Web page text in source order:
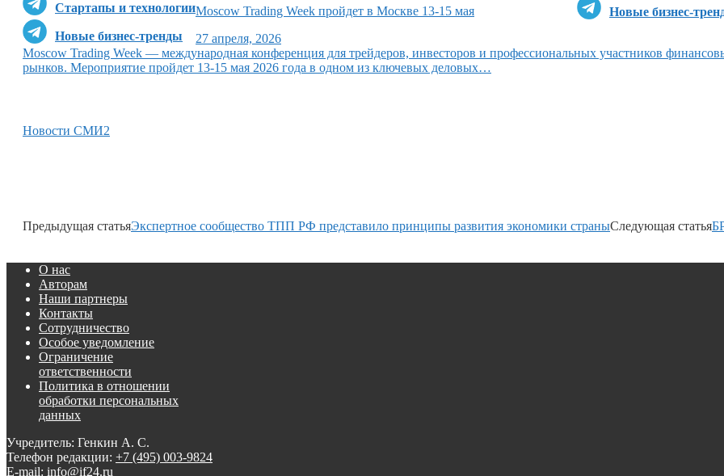
Новые бизнес-
Стартапы и технологии
Новые бизнес-тренды
Moscow Trading Week пройдет в Москве 13-15 мая
27 апреля, 2026
Moscow Trading Week — международная конференция для трейдеров, инвесторов и профессиональных участников
рынков. Мероприятие пройдет 13-15 мая 2026 года в одном из ключевых деловых…
Новости СМИ2
Предыдущая статьяЭкспертное сообщество ТПП РФ представило принципы развития экономики страныСледующая статья
О нас
Авторам
Наши партнеры
Контакты
Сотрудничество
Особое уведомление
Ограничение
ответственности
Политика в отношении
обработки персональных
данных
Учредитель: Генкин А. С.
Телефон редакции: +7 (495) 003-9824
E-mail: info@if24.ru